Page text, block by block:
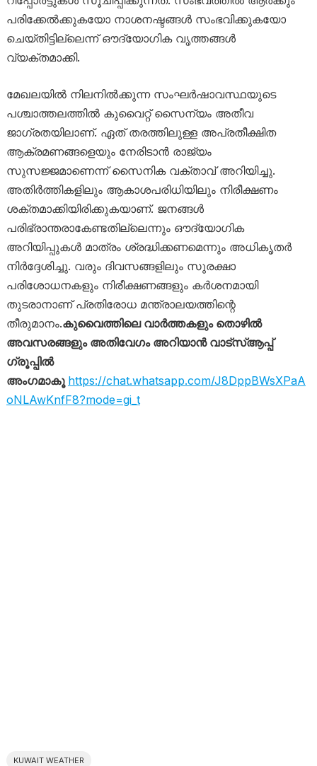
പരിക്കേൽക്കുകയോ നാശനഷ്ടങ്ങൾ സംഭവിക്കുകയോ
ചെയ്തിട്ടില്ലെന്ന് ഔദ്യോഗിക വൃത്തങ്ങൾ
വ്യക്തമാക്കി.
മേഖലയിൽ നിലനിൽക്കുന്ന സംഘർഷാവസ്ഥയുടെ
പശ്ചാത്തലത്തിൽ കുവൈറ്റ് സൈന്യം അതീവ
ജാഗ്രതയിലാണ്. ഏത് തരത്തിലുള്ള അപ്രതീക്ഷിത
ആക്രമണങ്ങളെയും നേരിടാൻ രാജ്യം
സുസജ്ജമാണെന്ന് സൈനിക വക്താവ് അറിയിച്ചു.
അതിർത്തികളിലും ആകാശപരിധിയിലും നിരീക്ഷണം
ശക്തമാക്കിയിരിക്കുകയാണ്. ജനങ്ങൾ
പരിഭ്രാന്തരാകേണ്ടതില്ലെന്നും ഔദ്യോഗിക
അറിയിപ്പുകൾ മാത്രം ശ്രദ്ധിക്കണമെന്നും അധികൃതർ
നിർദ്ദേശിച്ചു. വരും ദിവസങ്ങളിലും സുരക്ഷാ
പരിശോധനകളും നിരീക്ഷണങ്ങളും കർശനമായി
തുടരാനാണ് പ്രതിരോധ മന്ത്രാലയത്തിന്റെ
തീരുമാനം.കുവൈത്തിലെ വാർത്തകളും തൊഴിൽ
അവസരങ്ങളും അതിവേഗം അറിയാൻ വാട്സ്ആപ്പ്
ഗ്രൂപ്പിൽ
അംഗമാകൂ https://chat.whatsapp.com/J8DppBWsXPaA
oNLAwKnfF8?mode=gi_t
KUWAIT WEATHER